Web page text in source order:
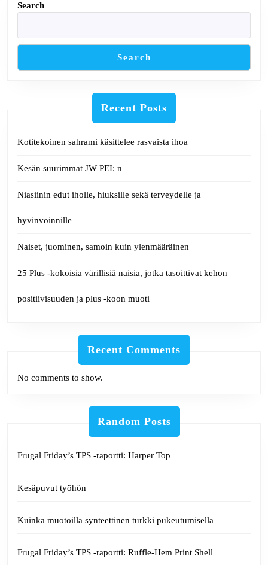
Search
Search
Recent Posts
Kotitekoinen sahrami käsittelee rasvaista ihoa
Kesän suurimmat JW PEI: n
Niasiinin edut iholle, hiuksille sekä terveydelle ja
hyvinvoinnille
Naiset, juominen, samoin kuin ylenmääräinen
25 Plus -kokoisia värillisiä naisia, jotka tasoittivat kehon
positiivisuuden ja plus -koon muoti
Recent Comments
No comments to show.
Random Posts
Frugal Friday’s TPS -raportti: Harper Top
Kesäpuvut työhön
Kuinka muotoilla synteettinen turkki pukeutumisella
Frugal Friday’s TPS -raportti: Ruffle-Hem Print Shell